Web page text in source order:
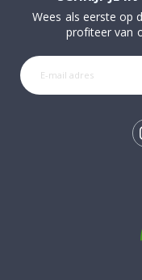
Wees als eerste op
profiteer van